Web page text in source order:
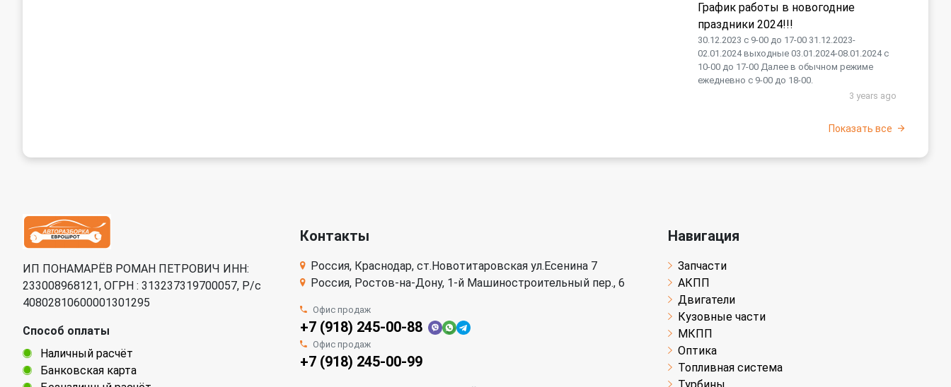
График работы в новогодние
праздники 2024!!!
30.12.2023 с 9-00 до 17-00 31.12.2023-
02.01.2024 выходные 03.01.2024-08.01.2024 с
10-00 до 17-00 Далее в обычном режиме
ежедневно с 9-00 до 18-00.
3 years ago
Показать все
ИП ПОНАМАРЁВ РОМАН ПЕТРОВИЧ ИНН:
233008968121, ОГРН : 313237319700057, Р/c
40802810600001301295
Способ оплаты
Наличный расчёт
Банковская карта
Контакты
Россия, Краснодар, ст.Новотитаровская ул.Есенина 7
Россия, Ростов-на-Дону, 1-й Машиностроительный пер., 6
Офис продаж
+7 (918) 245-00-88
Офис продаж
+7 (918) 245-00-99
Навигация
Запчасти
АКПП
Двигатели
Кузовные части
МКПП
Оптика
Топливная система